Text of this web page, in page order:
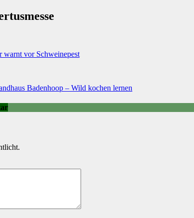
warnt vor Schweinepest
Badenhoop – Wild kochen lernen